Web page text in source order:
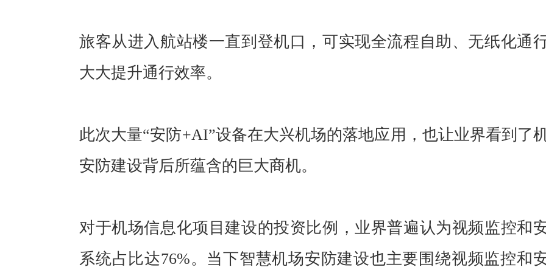
旅客从进入航站楼一直到登机口，可实现全流程自助、无纸化通
大大提升通行效率。
此次大量“安防+AI”设备在大兴机场的落地应用，也让业界看到了
安防建设背后所蕴含的巨大商机。
对于机场信息化项目建设的投资比例，业界普遍认为视频监控和
系统占比达76%。当下智慧机场安防建设也主要围绕视频监控和